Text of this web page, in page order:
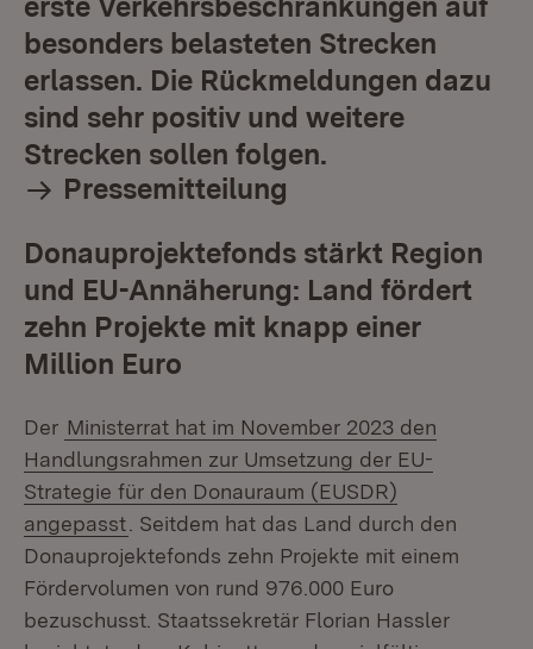
besonders belasteten Strecken
erlassen. Die Rückmeldungen dazu
sind sehr positiv und weitere
Strecken sollen folgen.
Pressemitteilung
Donauprojektefonds stärkt Region
und EU-Annäherung: Land fördert
zehn Projekte mit knapp einer
Million Euro
Der Ministerrat hat im November 2023 den
Handlungsrahmen zur Umsetzung der EU-
Strategie für den Donauraum (EUSDR)
angepasst . Seitdem hat das Land durch den
Donauprojektefonds zehn Projekte mit einem
Fördervolumen von rund 976.000 Euro
bezuschusst. Staatssekretär Florian Hassler